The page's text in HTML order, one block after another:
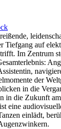
Tiefgang auf
Im Zentrum
der
in die
in die Zukunft
eine
einlädt,